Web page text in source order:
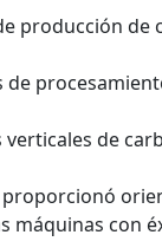
producción
de
máquinas con